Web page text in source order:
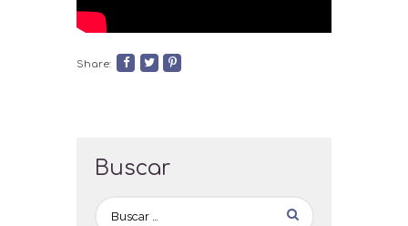
Share:
Buscar